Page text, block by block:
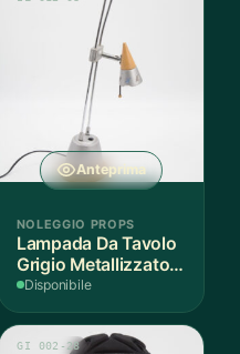
Anteprima
NOLEGGIO PROPS
Lampada Da Tavolo
Grigio Metallizzato
H55cm - 1 Pezzo
Disponibile
GI 002-28